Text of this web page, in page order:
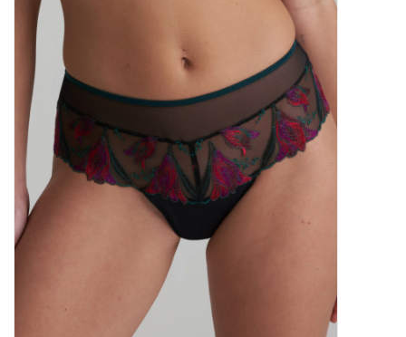
Nachtmode
Solden
Homewear
Badmode
Lingerie-accessoires